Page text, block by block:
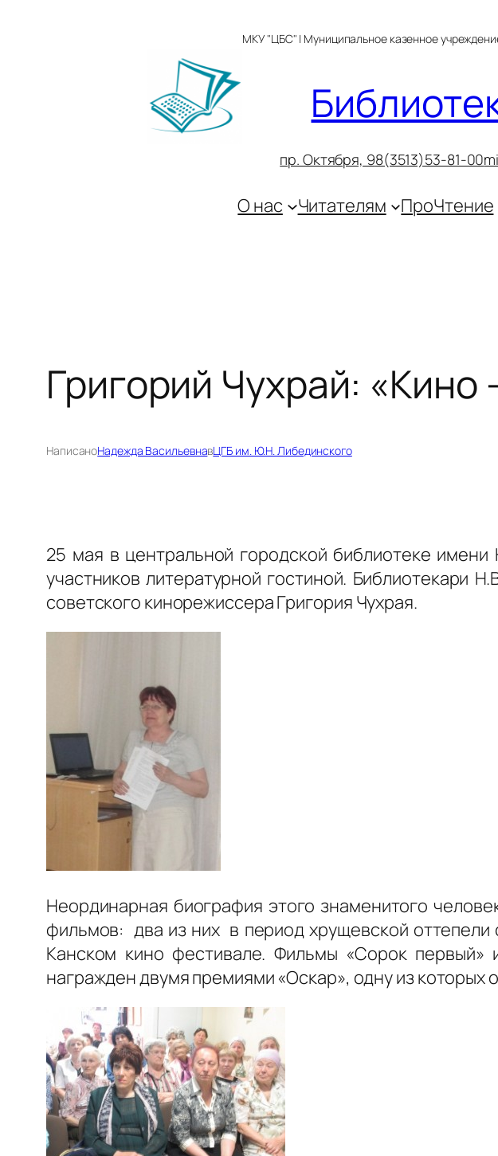
МКУ "ЦБС" | Муниципальное казенное
пр. Октября, 98(3513)53-81-00
О нас Читателям ПроЧтение
Григорий Чухрай:
НаписаноНадежда ВасильевнавЦГБ им. Ю.Н. Либединского
25 мая в центральной городской библиотеке
участников литературной гостиной. Библиотекари
советского кинорежиссера Григория Чухрая.
Неординарная биография этого знаменитого
фильмов: два из них в период хрущевской
Канском кино фестивале. Фильмы «Сорок
награжден двумя премиями «Оскар», одну из которых